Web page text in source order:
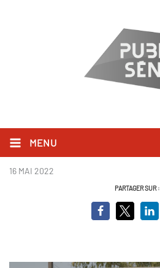
MENU
Thiaroye 44.png
16 MAI 2022
PARTAGER SUR :